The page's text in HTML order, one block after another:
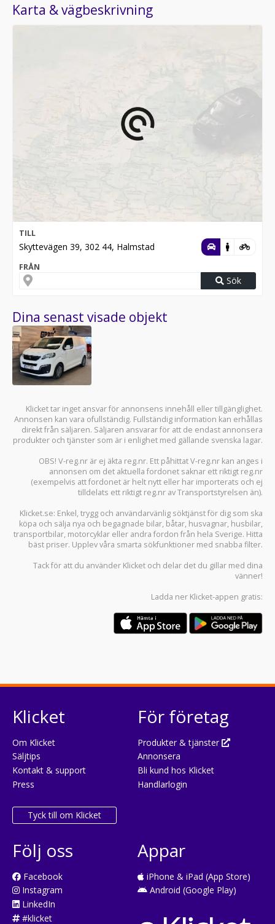
Karta & vägbeskrivning
TILL
Skyttevägen 39, 302 44, Halmstad
FRÅN
Sök
Dina senast visade objekt
Klicket tar inget ansvar för annonsens innehåll eller tillgänglighet.
Annonsen kan vara ofullständig. Fullständig information kan erhållas
direkt från säljaren. Säljaren ansvarar för att de endast annonsera
produkter och tjänster som är i enlighet med gällande svenska lagar.
OBS! V-reg.nr är ej äkta reg.nr. Ett påhittat V-reg.nr kan anges i
annonsen om det aktuella fordonet saknar ett riktigt reg.nr
(exempelvis att fordonet är helt nytt eller har importerats och ej
tilldelats ett riktigt reg.nr av Transportstyrelsen än).
Klicket.se: Enkel, trygg och användarvänlig söktjänst för dig som ska
köpa och sälja nya och begagnade bilar, båtar, husvagnar, husbilar,
transportbilar, motorcyklar eller andra fordon från hela Sverige. Hitta
bäst priser. Upplev våra smarta sökfunktioner med snabba filter.
Tack för att du använder Klicket och delar det du gillar med dina
vänner!
Ladda ner Klicket-appen gratis:
Klicket
Om Klicket
Säljtips
Kontakt & support
Press
Tyck till om Klicket
För företag
Produkter & tjänster
Annonsera
Bli kund hos Klicket
Handlarlogin
Följ oss
Facebook
Instagram
LinkedIn
#klicket
Appar
iPhone & iPad (App Store)
Android (Google Play)